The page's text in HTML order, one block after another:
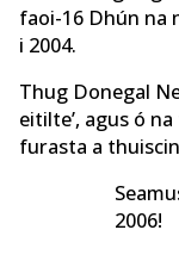
faoi-16 Dhún na
i 2004.
Thug Donegal
eitilte’, agus ó
furasta a
2006!